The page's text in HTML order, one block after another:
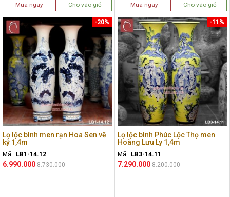
Mua ngay Cho vào giỏ Mua ngay Cho vào giỏ
Lọ lộc bình men rạn Hoa Sen vẽ
kỹ 1,4m
Mã : LB1-14.12
6.990.000
-20%
8.730.000
Lọ lộc bình Phúc Lộc Thọ men
Hoàng Lưu Ly 1,4m
Mã : LB3-14.11
7.290.000
-11%
8.200.000